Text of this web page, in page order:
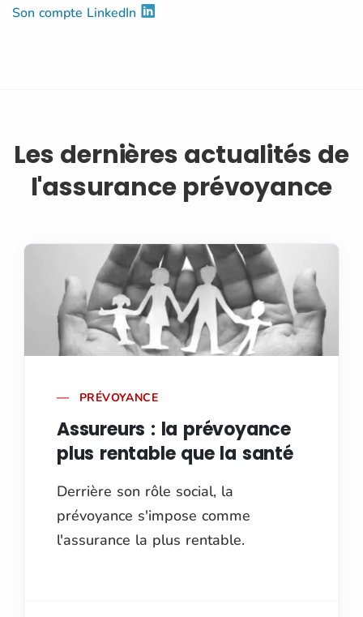
Son compte LinkedIn
Les dernières actualités de
l'assurance prévoyance
PRÉVOYANCE
Assureurs : la prévoyance
plus rentable que la santé
Derrière son rôle social, la
prévoyance s'impose comme
l'assurance la plus rentable.